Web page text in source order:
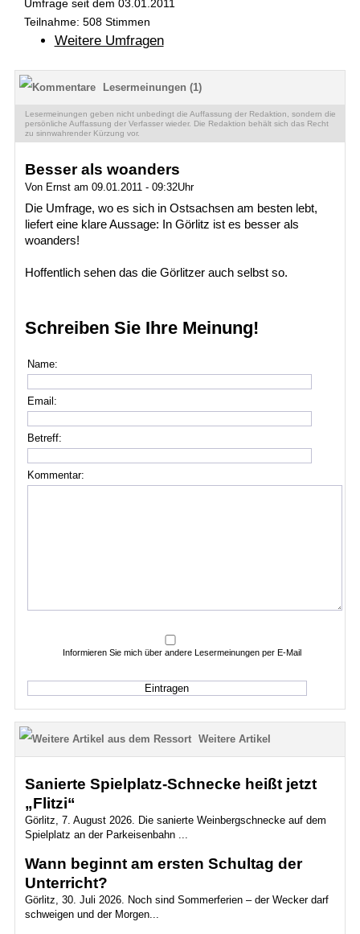
Umfrage seit dem 03.01.2011
Teilnahme: 508 Stimmen
Weitere Umfragen
Lesermeinungen (1)
Lesermeinungen geben nicht unbedingt die Auffassung der Redaktion, sondern die
persönliche Auffassung der Verfasser wieder. Die Redaktion behält sich das Recht
zu sinnwahrender Kürzung vor.
Besser als woanders
Von Ernst am 09.01.2011 - 09:32Uhr
Die Umfrage, wo es sich in Ostsachsen am besten lebt,
liefert eine klare Aussage: In Görlitz ist es besser als
woanders!
Hoffentlich sehen das die Görlitzer auch selbst so.
Schreiben Sie Ihre Meinung!
Name:
Email:
Betreff:
Kommentar:
Informieren Sie mich über andere Lesermeinungen per E-Mail
Weitere Artikel
Sanierte Spielplatz-Schnecke heißt jetzt
„Flitzi“
Görlitz, 7. August 2026. Die sanierte Weinbergschnecke auf dem
Spielplatz an der Parkeisenbahn ...
Wann beginnt am ersten Schultag der
Unterricht?
Görlitz, 30. Juli 2026. Noch sind Sommerferien – der Wecker darf
schweigen und der Morgen...